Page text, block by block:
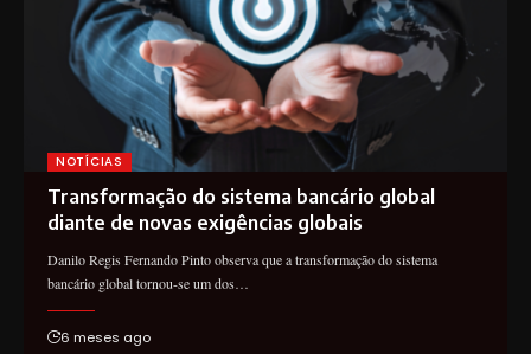
NOTÍCIAS
Transformação do sistema bancário global
diante de novas exigências globais
Danilo Regis Fernando Pinto observa que a transformação do sistema
bancário global tornou-se um dos…
6 meses ago